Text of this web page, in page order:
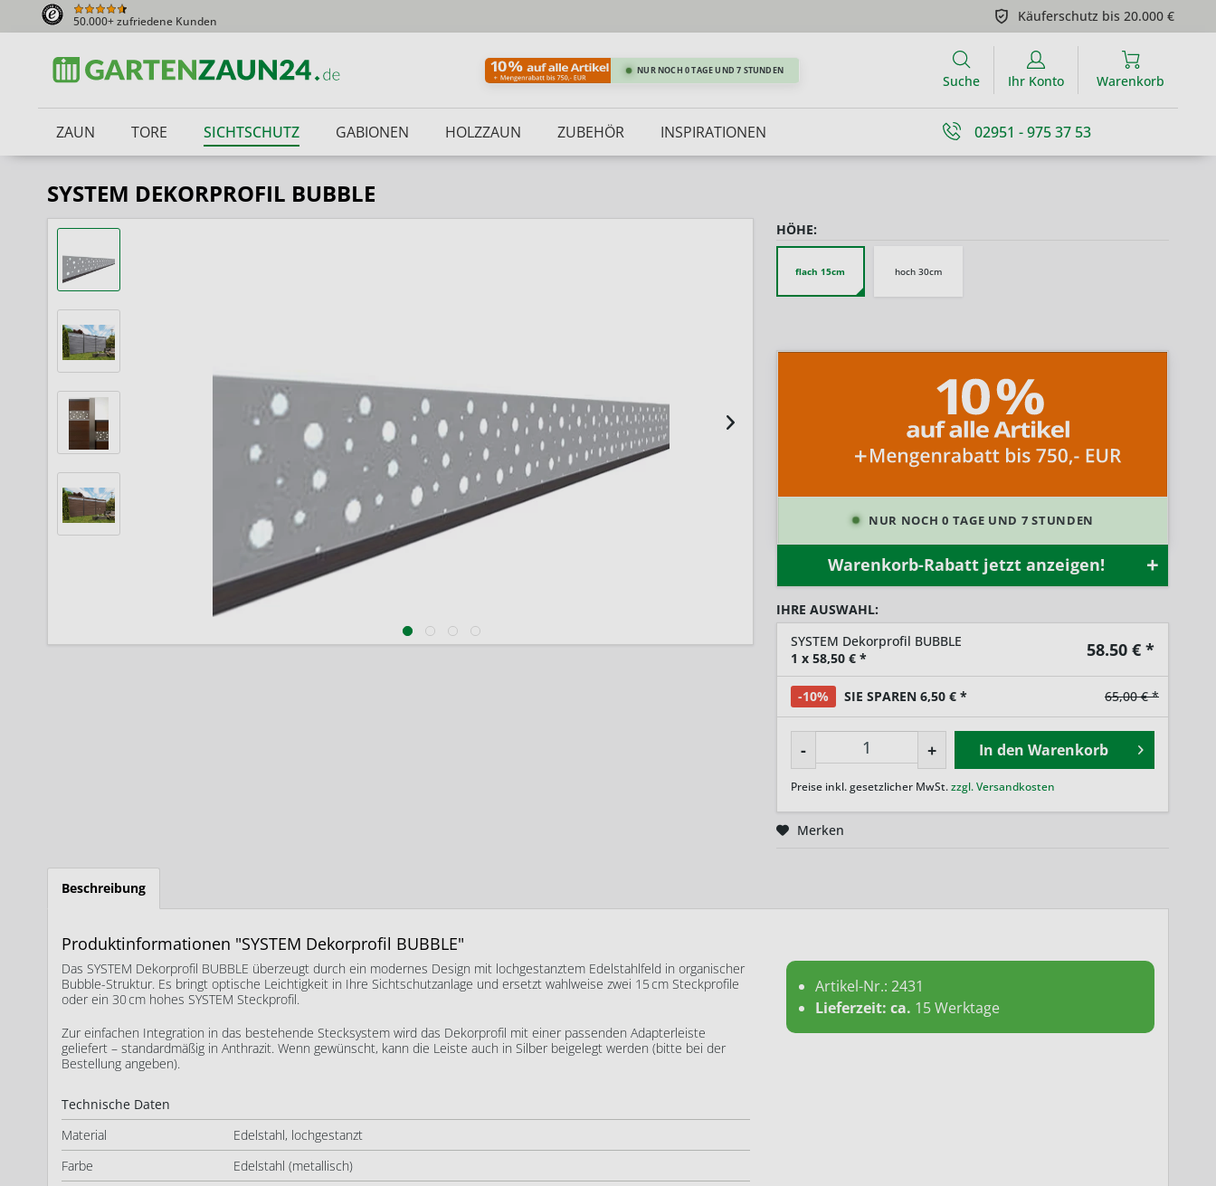
50.000+ zufriedene Kunden Käuferschutz bis 20.000 €
NUR NOCH 0 TAGE UND 7 STUNDEN
ZAUN TORE SICHTSCHUTZ GABIONEN HOLZZAUN ZUBEHÖR INSPIRATIONEN 02951 - 975 37 53
Suche Ihr Konto Warenkorb
SYSTEM DEKORPROFIL BUBBLE
HÖHE:
flach 15cm hoch 30cm
NUR NOCH 0 TAGE UND 7 STUNDEN
Warenkorb-Rabatt jetzt anzeigen!
IHRE AUSWAHL:
SYSTEM Dekorprofil BUBBLE
1 x 58,50 € * 58.50 € *
-10% SIE SPAREN 6,50 € * 65,00 € *
- + In den Warenkorb
Preise inkl. gesetzlicher MwSt.zzgl. Versandkosten
Merken
Beschreibung
Produktinformationen "SYSTEM Dekorprofil BUBBLE"
Das SYSTEM Dekorprofil BUBBLE überzeugt durch ein modernes Design mit lochgestanztem Edelstahlfeld in organischer
Bubble-Struktur. Es bringt optische Leichtigkeit in Ihre Sichtschutzanlage und ersetzt wahlweise zwei 15 cm Steckprofile
oder ein 30 cm hohes SYSTEM Steckprofil.
Zur einfachen Integration in das bestehende Stecksystem wird das Dekorprofil mit einer passenden Adapterleiste
geliefert – standardmäßig in Anthrazit. Wenn gewünscht, kann die Leiste auch in Silber beigelegt werden (bitte bei der
Bestellung angeben).
Technische Daten
Material
Edelstahl, lochgestanzt
Farbe
Edelstahl (metallisch)
Artikel-Nr.:2431
Lieferzeit: ca. 15 Werktage